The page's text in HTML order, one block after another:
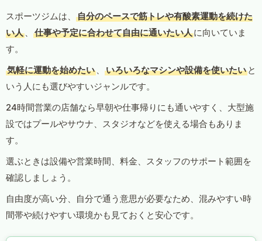
スポーツジムは、
自分のペースで筋トレや有酸素運動を続けた
い人 、 仕事や予定に合わせて自由に通いたい人に向いていま
す。
気軽に運動を始めたい 、 いろいろなマシンや設備を使いたい と
いう人にも選びやすいジャンルです。
24時間営業の店舗なら早朝や仕事帰りにも通いやすく、大型施
設ではプールやサウナ、スタジオなどを使える場合もありま
す。
選ぶときは設備や営業時間、料金、スタッフのサポート範囲を
確認しましょう。
自由度が高い分、自分で通う意思が必要なため、混みやすい時
間帯や続けやすい環境かも見ておくと安心です。